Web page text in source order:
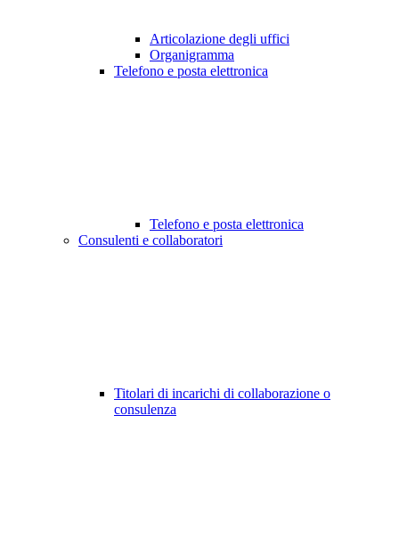
Articolazione degli uffici
Organigramma
Telefono e posta elettronica
Telefono e posta elettronica
Consulenti e collaboratori
Titolari di incarichi di collaborazione o
consulenza